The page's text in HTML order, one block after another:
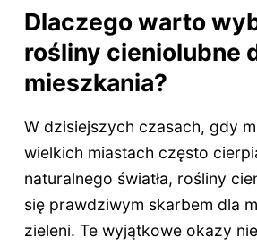
Dlaczego warto
rośliny cieniolubne
mieszkania?
W dzisiejszych czasach, gdy
wielkich miastach często
naturalnego światła, rośliny
się prawdziwym skarbem dla
zieleni. Te wyjątkowe okazy